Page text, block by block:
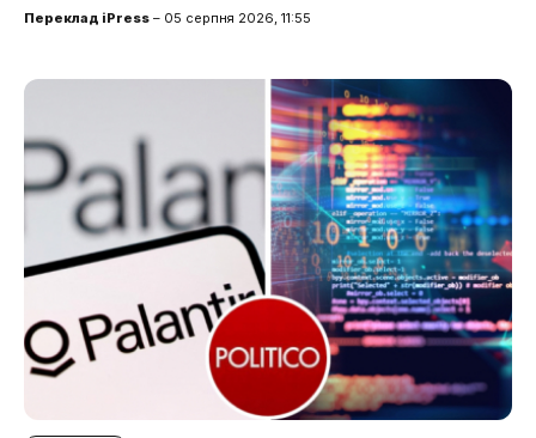
Переклад iPress – 05 серпня 2026, 11:55